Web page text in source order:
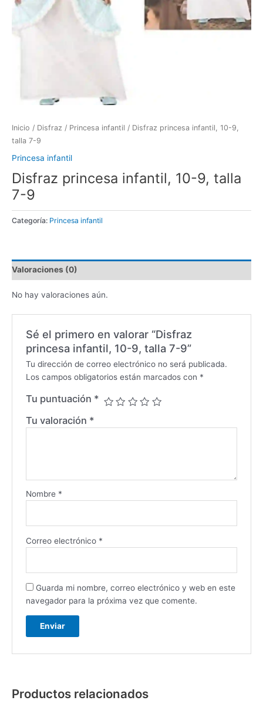
Inicio / Disfraz / Princesa infantil / Disfraz princesa infantil, 10-9,
talla 7-9
Princesa infantil
Disfraz princesa infantil, 10-9, talla
7-9
Categoría: Princesa infantil
Valoraciones (0)
No hay valoraciones aún.
Sé el primero en valorar “Disfraz
princesa infantil, 10-9, talla 7-9”
Tu dirección de correo electrónico no será publicada.
Los campos obligatorios están marcados con *
Tu puntuación *
Tu valoración *
Nombre *
Correo electrónico *
Guarda mi nombre, correo electrónico y web en este
navegador para la próxima vez que comente.
Productos relacionados